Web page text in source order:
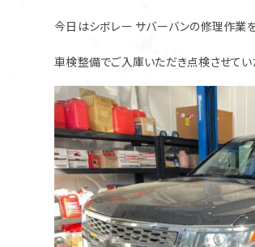
今日はシボレー サバーバンの修理作業
車検整備でご入庫いただき点検させてい